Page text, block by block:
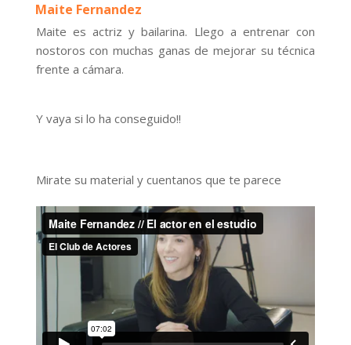
Maite Fernandez
Maite es actriz y bailarina. Llego a entrenar con
nostoros con muchas ganas de mejorar su técnica
frente a cámara.
Y vaya si lo ha conseguido!!
Mirate su material y cuentanos que te parece